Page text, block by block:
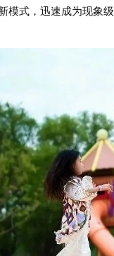
模式，迅速成为现象级